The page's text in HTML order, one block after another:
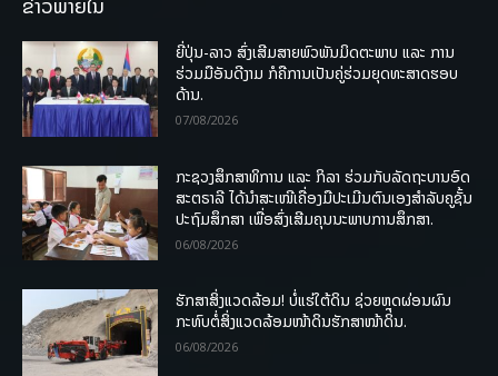
ຂ່າວພາຍໃນ
ຍີ່ປຸ່ນ-ລາວ ສົ່ງເສີມສາຍພົວພັນມິດຕະພາບ ແລະ ການ
ຮ່ວມມືອັນດີງາມ ກໍຄືການເປັນຄູ່ຮ່ວມຍຸດທະສາດຮອບ
ດ້ານ.
07/08/2026
ກະຊວງສຶກສາທິການ ແລະ ກິລາ ຮ່ວມກັບລັດຖະບານອົດ
ສະຕຣາລີ ໄດ້ນຳສະເໜີເຄື່ອງມືປະເມີນຕົນເອງສຳລັບຄູຊັ້ນ
ປະຖົມສຶກສາ ເພື່ອສົ່ງເສີມຄຸນນະພາບການສຶກສາ.
06/08/2026
ຮັກສາສິ່ງແວດລ້ອມ! ບໍ່ແຮ່ໃຕ້ດິນ ຊ່ວຍຫຼຸດຜ່ອນຜົນ
ກະທົບຕໍ່ສິ່ງແວດລ້ອມໜ້າດິນຮັກສາໜ້າດິນ.
06/08/2026